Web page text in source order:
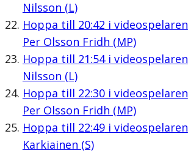
Nilsson (L)
Hoppa till 20:42 i videospelaren
Per Olsson Fridh (MP)
Hoppa till 21:54i videospelaren
Nilsson (L)
Hoppa till 22:30i videospelaren
Per Olsson Fridh (MP)
Hoppa till 22:49i videospelaren
Karkiainen (S)